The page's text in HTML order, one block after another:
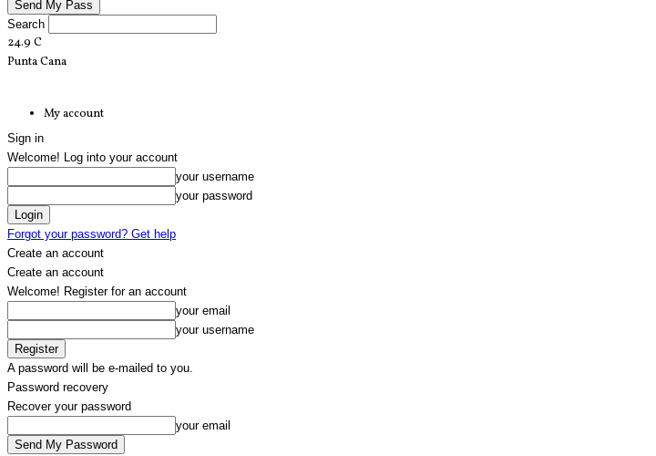
Search
24.9 C
Punta Cana
My account
Sign in
Welcome! Log into your account
your username
your password
Forgot your password? Get help
Create an account
Create an account
Welcome! Register for an account
your email
your username
A password will be e-mailed to you.
Password recovery
Recover your password
your email